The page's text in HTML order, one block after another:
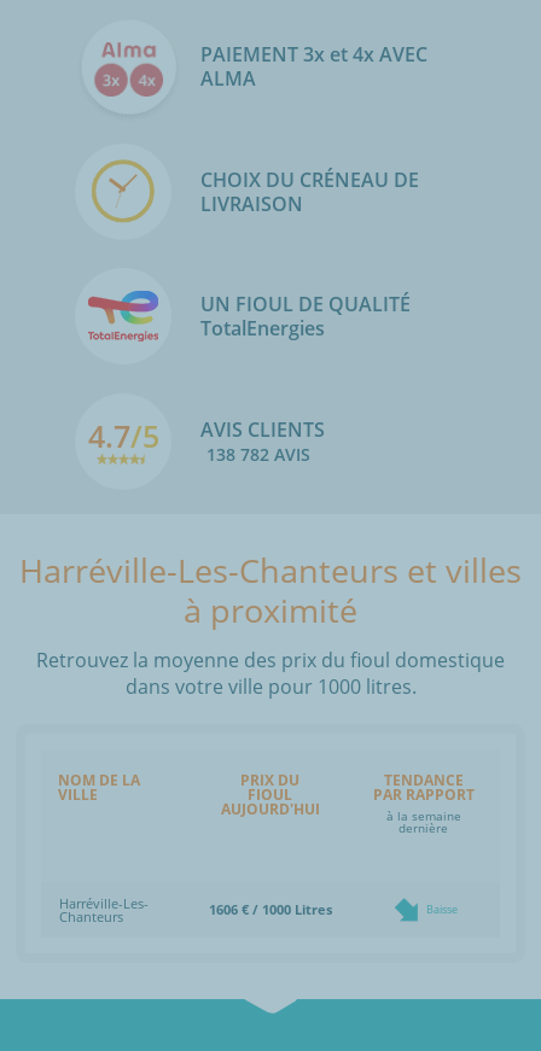
PAIEMENT 3x et 4x AVEC
ALMA
CHOIX DU CRÉNEAU DE
LIVRAISON
UN FIOUL DE QUALITÉ
TotalEnergies
4.7/5 AVIS CLIENTS
138 782 AVIS
Harréville-Les-Chanteurs et villes
à proximité
Retrouvez la moyenne des prix du fioul domestique
dans votre ville pour 1000 litres.
NOM DE LA
VILLE
PRIX DU
FIOUL
AUJOURD'HUI
TENDANCE
PAR RAPPORT
à la semaine
dernière
Harréville-Les-
Chanteurs 1606 € / 1000 Litres Baisse